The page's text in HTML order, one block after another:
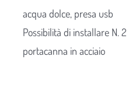
acqua dolce, presa usb
Possibilità di installare N. 2
portacanna in acciaio